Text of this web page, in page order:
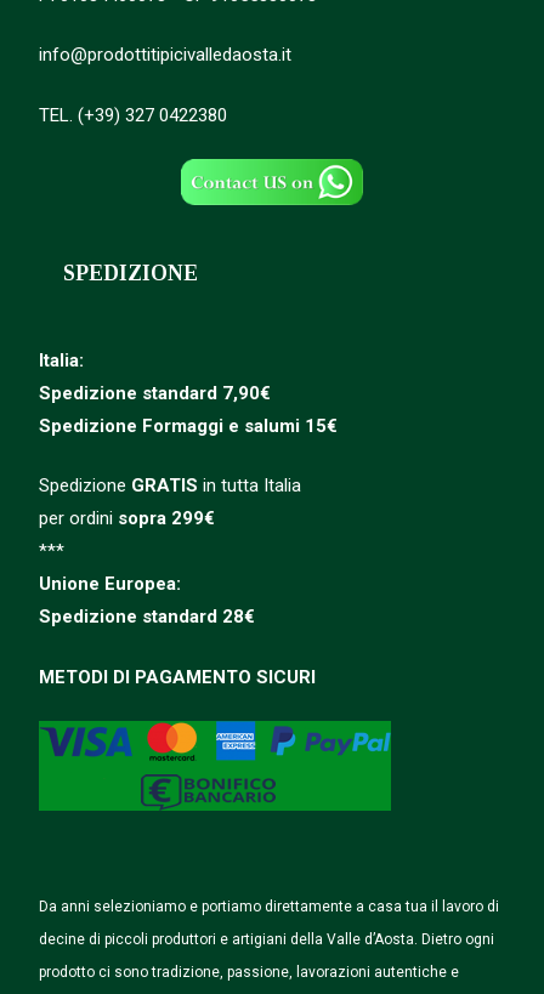
info@prodottitipicivalledaosta.it
TEL. (+39) 327 0422380
SPEDIZIONE
Italia:
Spedizione standard 7,90€
Spedizione Formaggi e salumi 15€
Spedizione GRATIS in tutta Italia
per ordini sopra 299€
***
Unione Europea:
Spedizione standard 28€
METODI DI PAGAMENTO SICURI
Da anni selezioniamo e portiamo direttamente a casa tua il lavoro di
decine di piccoli produttori e artigiani della Valle d’Aosta. Dietro ogni
prodotto ci sono tradizione, passione, lavorazioni autentiche e